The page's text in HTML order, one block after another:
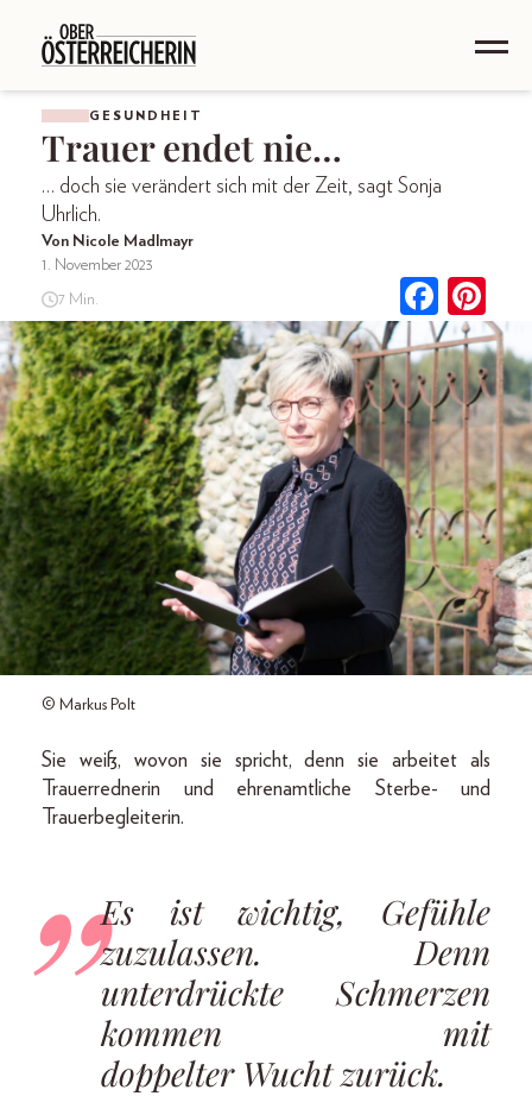
GESUNDHEIT
Trauer endet nie…
… doch sie verändert sich mit der Zeit, sagt Sonja
Uhrlich.
Von Nicole Madlmayr
1. November 2023
7 Min.
© Markus Polt
Sie weiß, wovon sie spricht, denn sie arbeitet als
Trauerrednerin und ehrenamtliche Sterbe- und
Trauerbegleiterin.
Es ist wichtig, Gefühle
zuzulassen. Denn
unterdrückte Schmerzen
kommen mit
doppelter Wucht zurück.